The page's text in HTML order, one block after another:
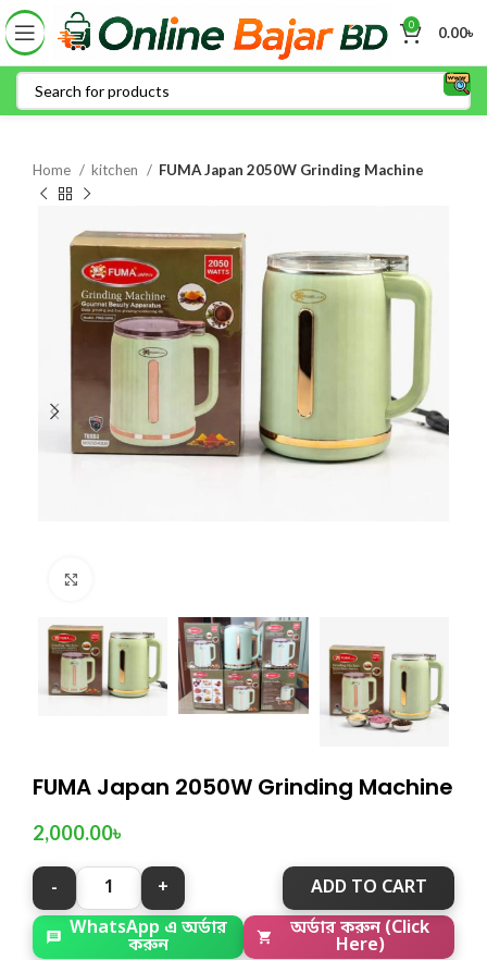
0 0.00৳
Home kitchen FUMA Japan 2050W Grinding Machine
FUMA Japan 2050W Grinding Machine
2,000.00৳
ADD TO CART
WhatsApp এ অর্ডার
করুন
অর্ডার করুন (Click
Here)